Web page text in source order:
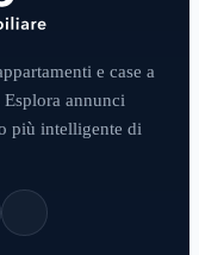
e case a
annunci
più intelligente di